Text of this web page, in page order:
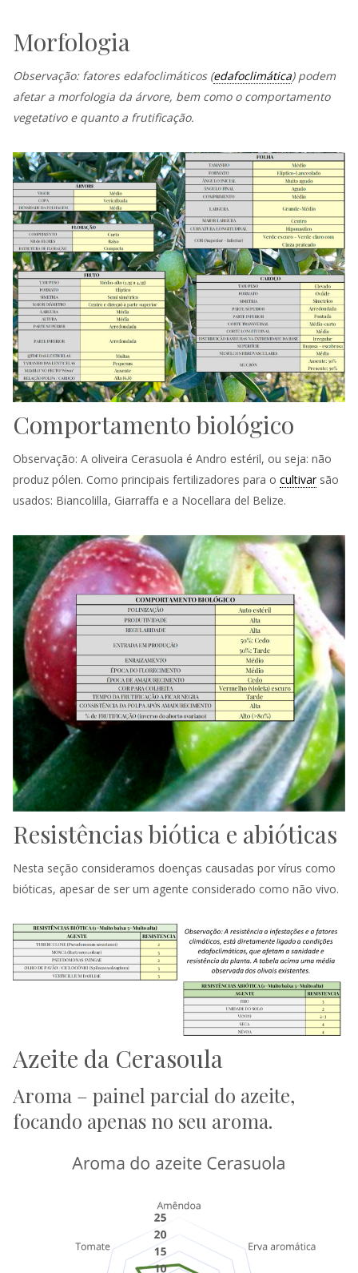
Morfologia
Observação: fatores edafoclimáticos (edafoclimática) podem
afetar a morfologia da árvore, bem como o comportamento
vegetativo e quanto a frutificação.
Comportamento biológico
Observação: A oliveira Cerasuola é Andro estéril, ou seja: não
produz pólen. Como principais fertilizadores para o cultivarsão
usados: Biancolilla, Giarraffa e a Nocellara del Belize.
Resistências biótica e abióticas
Nesta seção consideramos doenças causadas por vírus como
bióticas, apesar de ser um agente considerado como não vivo.
Azeite da Cerasoula
Aroma – painel parcial do azeite,
focando apenas no seu aroma.